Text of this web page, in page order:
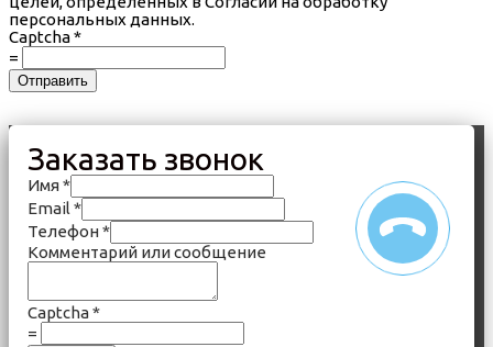
персональных данных.
Captcha*
=
Отправить
Заказать звонок
Имя*
Email *
Телефон*
Комментарий или сообщение
Captcha*
=